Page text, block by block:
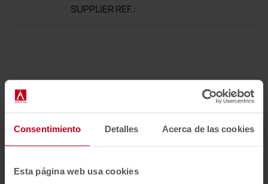
Consentimiento Detalles Acerca de las cookies
Esta página web usa cookies
SUPPLIER REF.:
Newsletter and social networks
We tell you how spaces redefine well-being, creativity and